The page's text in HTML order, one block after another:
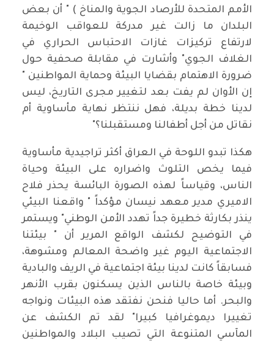
الأمم المتحدة للأرصاد الجوية والمناخ ) " أن بعض
البلدان ما زالت غير مدركة للعواقب الوخيمة
لارتفاع تركيزات غازات الاحتباس الحراري في
الغلاف الجوي" وأشارت في مقابلة صحفية حول
ضرورة الاهتمام بقضايا البيئة وحماية المواطنين "
إن الأوان لم يفت بعد لتغيير مجرى التاريخ، ليس
لدينا خطة بديلة، فهل ننتظر نهاية مأساوية أم
نقاتل من أجل أطفالنا ومستقبلنا؟"
هكذا تبدو اللوحة في العراق أكثر تراجيدية مأساوية
فيما يخص التلوث واضراره على البيئة وحياة
الناس، وقياساً لهذه الصورة البائسة يحذر فلاح
الاميري مدير معهد نيسان مؤكداً " واقعنا البيئي
ينذر بكارثة خطيرة جداً تهدد الأمن الوطني" ويستمر
في التوضيح لكشف الواقع المرير أن " بيئتنا
الاجتماعية اليوم غير واضحة المعالم ومشوهة،
فسابقاً كانت لدينا بيئة اجتماعية في الريف والبادية
وبيئة خاصة بالناس الذين يسكنون بقرب الأنهر
والبحر. أما حاليا فنحن نفتقد هذه البيئات ونواجه
تغييرا ديموغرافيا كبيرا" لقد تم الكشف عن
المآسي المتنوعة التي تصيب البلاد والمواطنين